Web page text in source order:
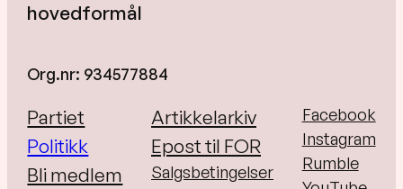
hovedformål
Org.nr: 934577884
Partiet
Politikk
Bli medlem
Artikkelarkiv
Epost til FOR
Salgsbetingelser
Facebook
Instagram
Rumble